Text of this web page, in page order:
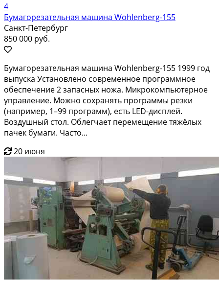
4
Бумагорезательная машина Wohlenberg-155
Санкт-Петербург
850 000 руб.
Бумагорезательная машина Wohlenberg-155 1999 год
выпуска Установлено современное программное
обеспечение 2 запасных ножа. Микрокомпьютерное
управление. Можно сохранять программы резки
(например, 1–99 программ), есть LED-дисплей.
Воздушный стол. Облегчает перемещение тяжёлых
пачек бумаги. Часто...
20 июня